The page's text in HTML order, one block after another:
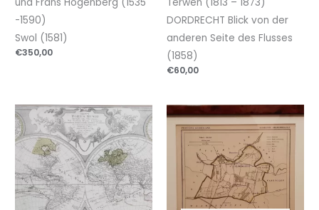
-1590)
Swol (1581)
€350,00
DORDRECHT Blick von der
anderen Seite des Flusses
(1858)
€60,00